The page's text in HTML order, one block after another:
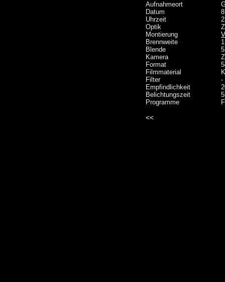
Aufnahmeort
Datum
Uhrzeit
Optik
Montierung
Brennweite
Blende
Kamera
Format
Filmmaterial
Filter
-
Empfindlichkeit
Belichtungszeit
Programme
<<